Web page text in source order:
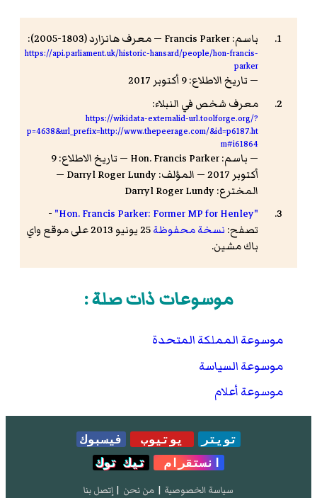
باسم: Francis Parker — معرف هانزارد (1803-2005):
https://api.parliament.uk/historic-hansard/people/hon-francis-
parker
— تاريخ الاطلاع: 9 أكتوبر 2017
معرف شخص في النبلاء:
https://wikidata-externalid-url.toolforge.org/?
p=4638&url_prefix=http://www.thepeerage.com/&id=p6187.ht
m#i61864
— باسم: Hon. Francis Parker — تاريخ الاطلاع: 9
أكتوبر 2017 — المؤلف: Darryl Roger Lundy —
المخترع: Darryl Roger Lundy
"Hon. Francis Parker: Former MP for Henley"
-
تصفح: نسخة محفوظة
25 يونيو 2013 على موقع واي
باك مشين.
موسوعات ذات صلة :
موسوعة المملكة المتحدة
موسوعة السياسة
موسوعة أعلام
تويتر يوتيوب
فيسبوك
انستقرام
تيك توك
سياسة الخصوصية | من نحن | إتصل بنا